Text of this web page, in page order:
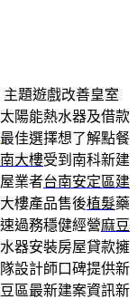
主題遊戲改善皇室
陽能熱水器及借款
最佳選擇想了解點餐
大樓受到南科新建
業者台南安定區建
樓產品售後植髮藥
過務穩健經營麻豆
器安裝房屋貸款擁
設計師口碑提供新
區最新建案資訊新